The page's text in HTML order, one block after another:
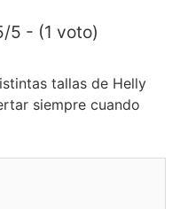
5 - (1 voto)
tallas de Helly
siempre cuando